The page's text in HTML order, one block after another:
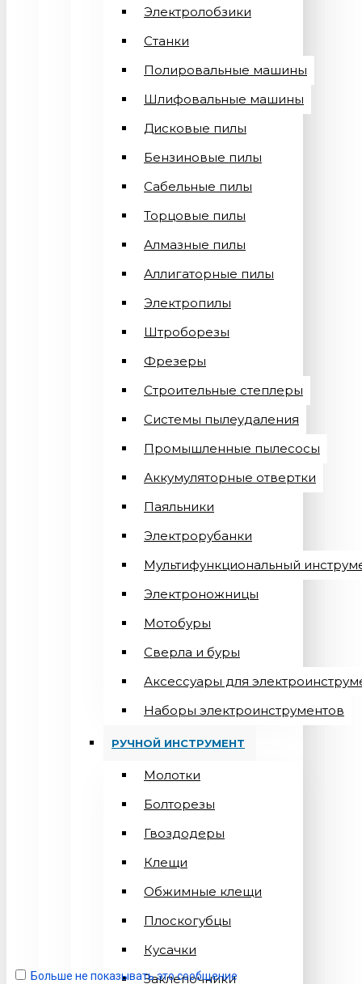
Электролобзики
Станки
Полировальные машины
Шлифовальные машины
Дисковые пилы
Бензиновые пилы
Сабельные пилы
Торцовые пилы
Алмазные пилы
Аллигаторные пилы
Электропилы
Штроборезы
Фрезеры
Строительные степлеры
Системы пылеудаления
Промышленные пылесосы
Аккумуляторные отвертки
Паяльники
Электрорубанки
Мультифункциональный
Электроножницы
Мотобуры
Сверла и буры
Аксессуары для
Наборы электроинструментов
РУЧНОЙ ИНСТРУМЕНТ
Молотки
Болторезы
Гвоздодеры
Клещи
Обжимные клещи
Плоскогубцы
Кусачки
Заклепочники
Больше не показывать это сообщение